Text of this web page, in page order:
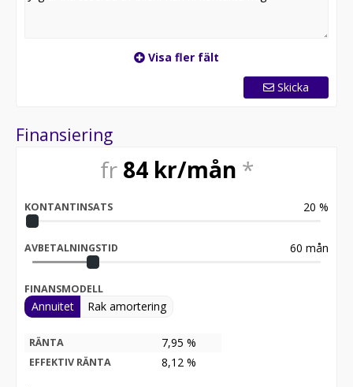
Visa fler fält
Skicka
Finansiering
fr 84kr/mån *
KONTANTINSATS 20 %
AVBETALNINGSTID 60 mån
FINANSMODELL
Annuitet Rak amortering
RÄNTA 7,95 %
EFFEKTIV RÄNTA 8,12 %